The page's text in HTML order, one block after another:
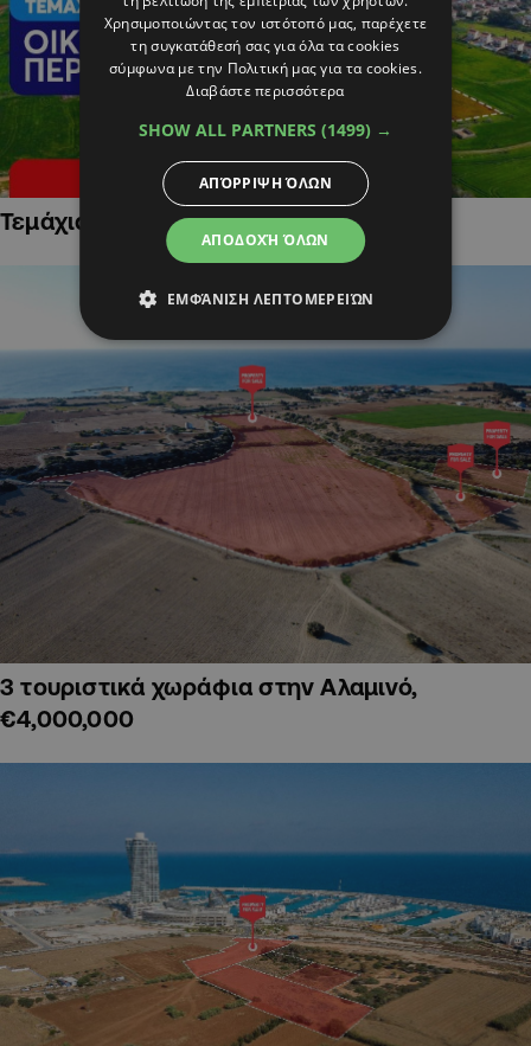
Τεμάχια Γης σε Οικιστικές Περιοχές
3 τουριστικά χωράφια στην Αλαμινό,
€4,000,000
Χρησιμοποιώντας τον ιστότοπό μας, παρέχετε
τη συγκατάθεσή σας για όλα τα cookies
σύμφωνα με την Πολιτική μας για τα cookies.
Διαβάστε περισσότερα
SHOW ALL PARTNERS (1499) →
ΑΠΟΔΟΧΉ ΌΛΩΝ
ΑΠΌΡΡΙΨΗ ΌΛΩΝ
ΕΜΦΆΝΙΣΗ ΛΕΠΤΟΜΕΡΕΙΏΝ